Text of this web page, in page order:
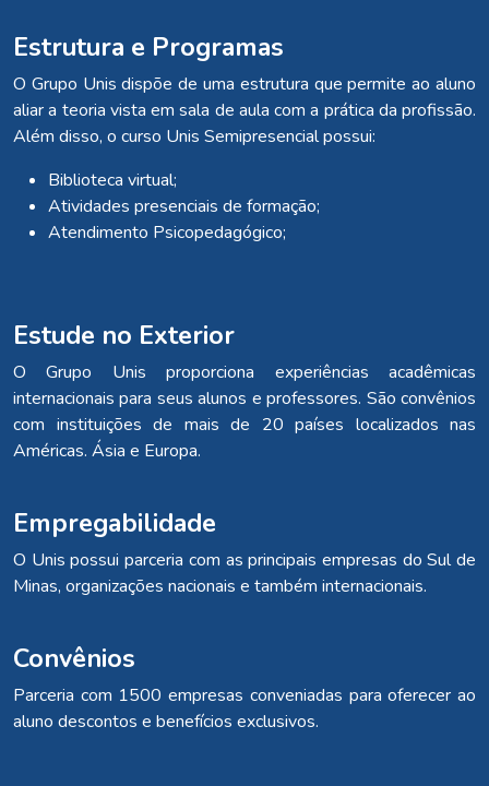
Estrutura e Programas
O Grupo Unis dispõe de uma estrutura que permite ao aluno
aliar a teoria vista em sala de aula com a prática da profissão.
Além disso, o curso Unis Semipresencial possui:
Biblioteca virtual;
Atividades presenciais de formação;
Atendimento Psicopedagógico;
Estude no Exterior
O Grupo Unis proporciona experiências acadêmicas
internacionais para seus alunos e professores. São convênios
com instituições de mais de 20 países localizados nas
Américas. Ásia e Europa.
Empregabilidade
O Unis possui parceria com as principais empresas do Sul de
Minas, organizações nacionais e também internacionais.
Convênios
Parceria com 1500 empresas conveniadas para oferecer ao
aluno descontos e benefícios exclusivos.